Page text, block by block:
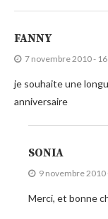
FANNY
7 novembre 2010 -
je souhaite une
anniversaire
SONIA
9 novembre 2010
Merci, et bonne